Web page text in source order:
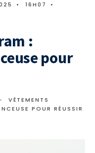
• 16H07
•
:
pour
VÊTEMENTS
POUR RÉUSSIR